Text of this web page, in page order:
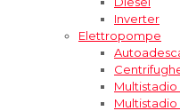
Inverter
Elettropompe
Multistadio